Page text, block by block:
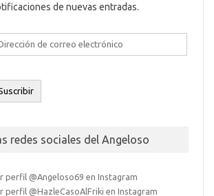
de nuevas entradas.
redes sociales del Angeloso
perfil @Angeloso69 en Instagram
perfil @HazleCasoAlFriki en Instagram